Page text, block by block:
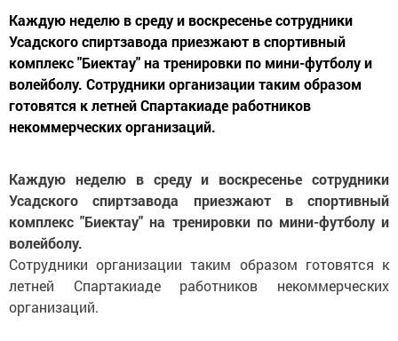
Каждую неделю в среду и воскресенье сотрудники
Усадского спиртзавода приезжают в спортивный
комплекс "Биектау" на тренировки по мини-футболу и
волейболу. Сотрудники организации таким образом
готовятся к летней Спартакиаде работников
некоммерческих организаций.
Каждую неделю в среду и воскресенье сотрудники
Усадского спиртзавода приезжают в спортивный
комплекс "Биектау" на тренировки по мини-футболу и
волейболу.
Сотрудники организации таким образом готовятся к
летней Спартакиаде работников некоммерческих
организаций.